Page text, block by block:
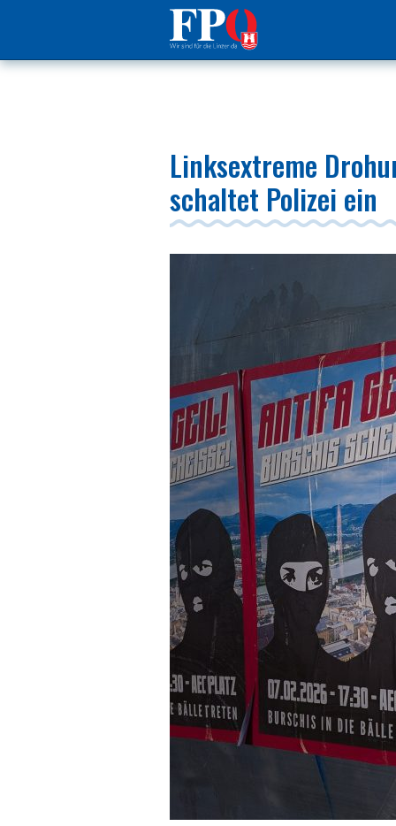
Linksextreme
schaltet Polizei ein